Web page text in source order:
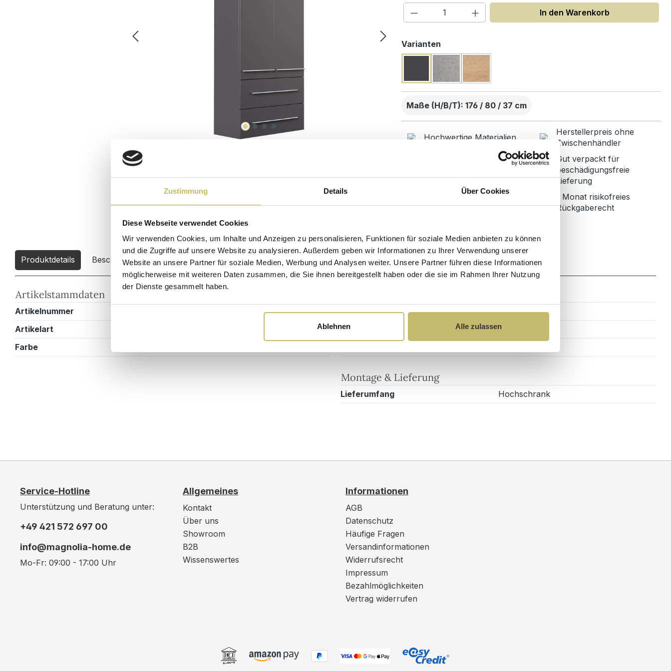
Zustimmung Details Über Cookies
Diese Webseite verwendet Cookies
Wir verwenden Cookies, um Inhalte und Anzeigen zu personalisieren, Funktionen für soziale Medien anbieten zu können
und die Zugriffe auf unsere Website zu analysieren. Außerdem geben wir Informationen zu Ihrer Verwendung unserer
Website an unsere Partner für soziale Medien, Werbung und Analysen weiter. Unsere Partner führen diese Informationen
möglicherweise mit weiteren Daten zusammen, die Sie ihnen bereitgestellt haben oder die sie im Rahmen Ihrer Nutzung
der Dienste gesammelt haben.
Ablehnen Alle zulassen
Produkt Anzahl: Gib den gewünschten Wert
In den Warenkorb
Varianten
Maße (H/B/T): 176 / 80 / 37 cm
Hochwertige Materialien
Herstellerpreis ohne
Zwischenhändler
Kundenbetreuung mit
bester Bewertung
Gut verpackt für
beschädigungsfreie
Lieferung
1 Monat risikofreies
Rückgaberecht
Produktdetails Beschreibung Downloads 2 Sicherheits- und Pflegehinweise Versandkosten Zahlung
Artikelstammdaten
Artikelnummer
Artikelart
Farbe
Breite
80 cm
Tiefe
37 cm
Montage & Lieferung
Lieferumfang Hochschrank
Service-Hotline
Unterstützung und Beratung unter:
+49 421 572 697 00
info@magnolia-home.de
Mo-Fr: 09:00 - 17:00 Uhr
Allgemeines
Kontakt
Über uns
Showroom
B2B
Wissenswertes
Informationen
AGB
Datenschutz
Häufige Fragen
Versandinformationen
Widerrufsrecht
Impressum
Bezahlmöglichkeiten
Vertrag widerrufen